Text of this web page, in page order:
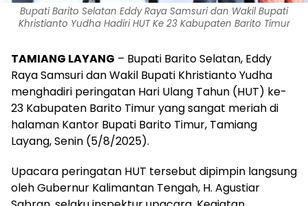
Bupati Barito Selatan Eddy Raya Samsuri dan Wakil Bupati
Khristianto Yudha Hadiri HUT Ke 23 Kabupaten Barito Timur
TAMIANG LAYANG – Bupati Barito Selatan, Eddy
Raya Samsuri dan Wakil Bupati Khristianto Yudha
menghadiri peringatan Hari Ulang Tahun (HUT) ke-
23 Kabupaten Barito Timur yang sangat meriah di
halaman Kantor Bupati Barito Timur, Tamiang
Layang, Senin (5/8/2025).
Upacara peringatan HUT tersebut dipimpin langsung
oleh Gubernur Kalimantan Tengah, H. Agustiar